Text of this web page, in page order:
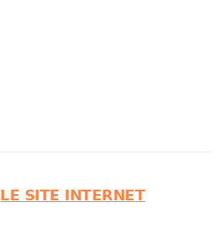
LE SITE INTERNET